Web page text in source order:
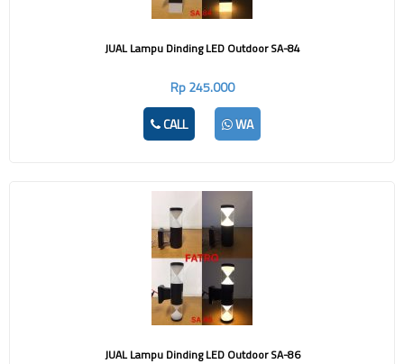
JUAL Lampu Dinding LED Outdoor SA-84
Rp 245.000
CALL
WA
JUAL Lampu Dinding LED Outdoor SA-86